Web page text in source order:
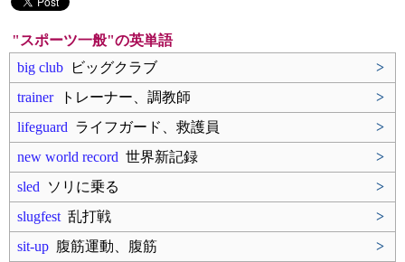
"スポーツ一般"の英単語
big club ビッグクラブ
>
trainerトレーナー、調教師
>
lifeguard ライフガード、救護員
>
new world record 世界新記録
>
sled ソリに乗る
>
slugfest 乱打戦
>
sit-up 腹筋運動、腹筋
>